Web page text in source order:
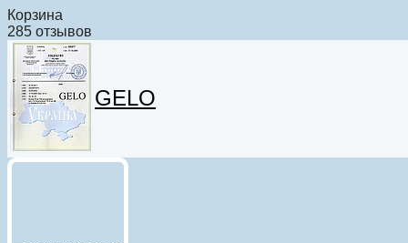
Корзина
285 отзывов
GELO